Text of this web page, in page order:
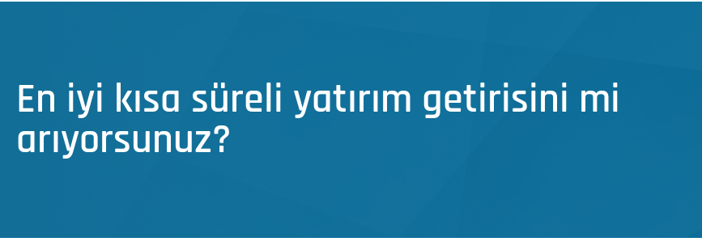
En iyi kısa süreli yatırım getirisini mi
arıyorsunuz?